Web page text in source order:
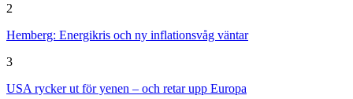
2
Hemberg: Energikris och ny inflationsvåg väntar
3
USA rycker ut för yenen – och retar upp Europa